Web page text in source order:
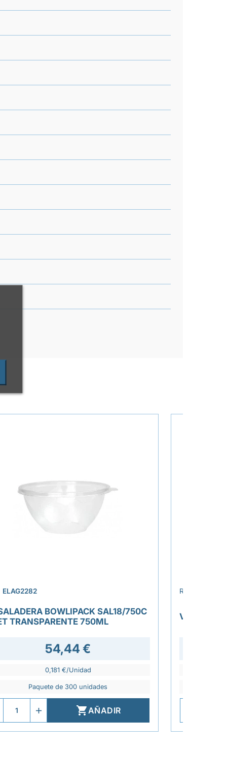
ELAG2282
BOWLIPACK SAL18/750C
TRANSPARENTE 750ML
54,44 €
0,181 €/Unidad
Paquete de 300 unidades
AÑADIR
REF.
VASO